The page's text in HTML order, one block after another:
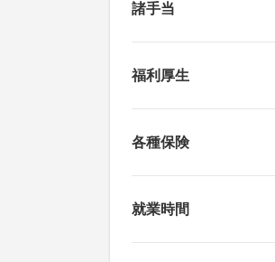
諸手当
福利厚生
各種保険
就業時間